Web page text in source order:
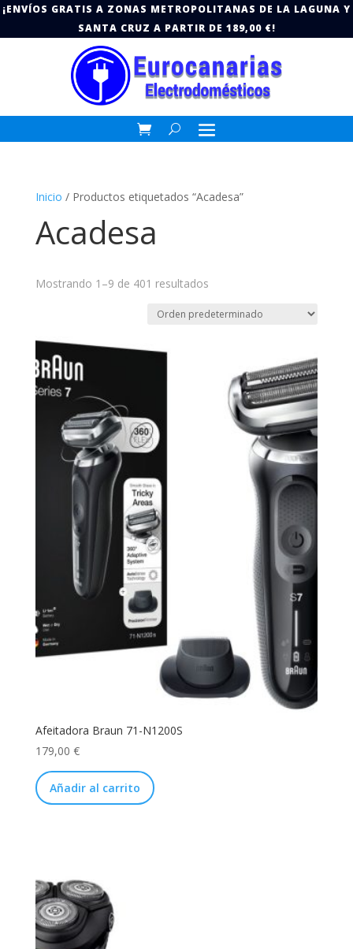
¡ENVÍOS GRATIS A ZONAS METROPOLITANAS DE LA LAGUNA Y
SANTA CRUZ A PARTIR DE 189,00 €!
Inicio / Productos etiquetados “Acadesa”
Acadesa
Mostrando 1–9 de 401 resultados
Afeitadora Braun 71-N1200S
179,00 €
Añadir al carrito